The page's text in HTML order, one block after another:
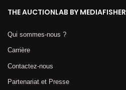
THE AUCTIONLAB BY MEDIAFISHER
Qui sommes-nous ?
Carrière
Contactez-nous
Partenariat et Presse